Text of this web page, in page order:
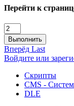
Перейти к
Выполнить
Вперёд Last
Войдите или
Скрипты
CMS -
DLE